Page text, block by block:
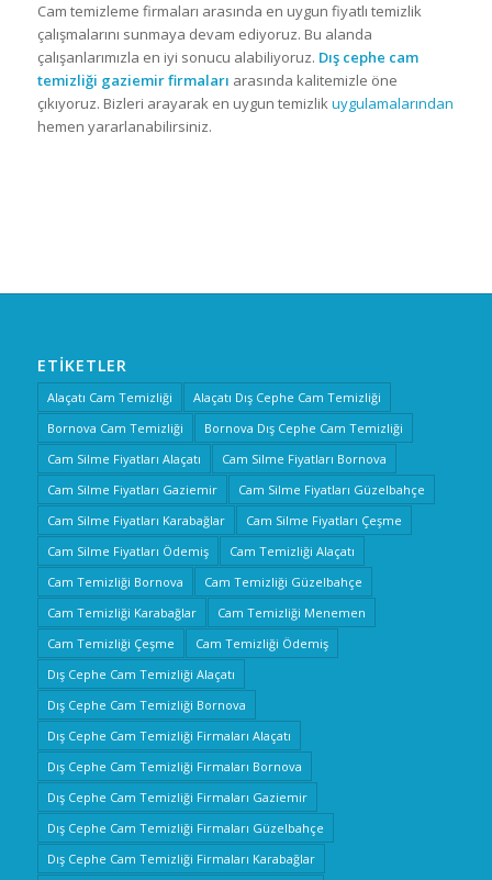
Cam temizleme firmaları arasında en uygun fiyatlı temizlik
çalışmalarını sunmaya devam ediyoruz. Bu alanda
çalışanlarımızla en iyi sonucu alabiliyoruz. Dış cephe cam
temizliği gaziemirfirmaları arasında kalitemizle öne
çıkıyoruz. Bizleri arayarak en uygun temizlikuygulamalarından
hemen yararlanabilirsiniz.
ETIKETLER
Alaçatı Cam Temizliği
Alaçatı Dış Cephe Cam Temizliği
Bornova Cam Temizliği
Bornova Dış Cephe Cam Temizliği
Cam Silme Fiyatları Alaçatı
Cam Silme Fiyatları Bornova
Cam Silme Fiyatları Gaziemir
Cam Silme Fiyatları Güzelbahçe
Cam Silme Fiyatları Karabağlar
Cam Silme Fiyatları Çeşme
Cam Silme Fiyatları Ödemiş
Cam Temizliği Alaçatı
Cam Temizliği Bornova
Cam Temizliği Güzelbahçe
Cam Temizliği Karabağlar
Cam Temizliği Menemen
Cam Temizliği Çeşme
Cam Temizliği Ödemiş
Dış Cephe Cam Temizliği Alaçatı
Dış Cephe Cam Temizliği Bornova
Dış Cephe Cam Temizliği Firmaları Alaçatı
Dış Cephe Cam Temizliği Firmaları Bornova
Dış Cephe Cam Temizliği Firmaları Gaziemir
Dış Cephe Cam Temizliği Firmaları Güzelbahçe
Dış Cephe Cam Temizliği Firmaları Karabağlar